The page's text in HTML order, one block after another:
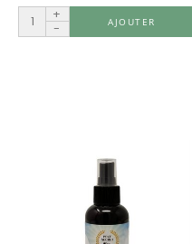
+
-
AJOUTER